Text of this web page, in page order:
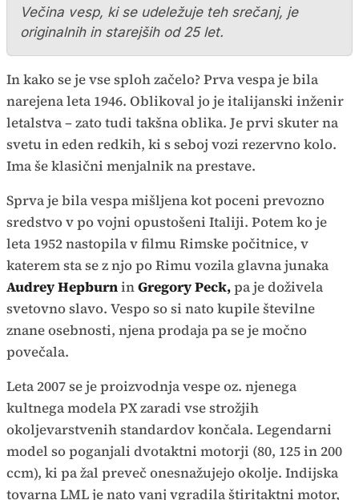
Večina vesp, ki se udeležuje teh srečanj, je
originalnih in starejših od 25 let.
In kako se je vse sploh začelo? Prva vespa je bila
narejena leta 1946. Oblikoval jo je italijanski inženir
letalstva – zato tudi takšna oblika. Je prvi skuter na
svetu in eden redkih, ki s seboj vozi rezervno kolo.
Ima še klasični menjalnik na prestave.
Sprva je bila vespa mišljena kot poceni prevozno
sredstvo v po vojni opustošeni Italiji. Potem ko je
leta 1952 nastopila v filmu Rimske počitnice, v
katerem sta se z njo po Rimu vozila glavna junaka
Audrey HepburninGregory Peck,pa je doživela
svetovno slavo. Vespo so si nato kupile številne
znane osebnosti, njena prodaja pa se je močno
povečala.
Leta 2007 se je proizvodnja vespe oz. njenega
kultnega modela PX zaradi vse strožjih
okoljevarstvenih standardov končala. Legendarni
model so poganjali dvotaktni motorji (80, 125 in 200
ccm), ki pa žal preveč onesnažujejo okolje. Indijska
tovarna LML je nato vanj vgradila štiritaktni motor,